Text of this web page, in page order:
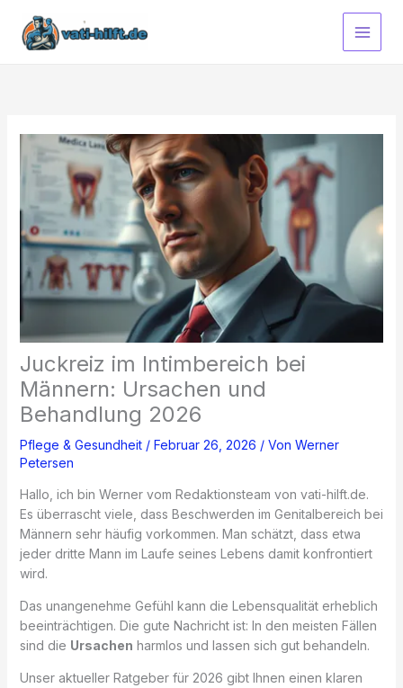
Inhalt
springen
Juckreiz im Intimbereich bei
Männern: Ursachen und
Behandlung 2026
Pflege & Gesundheit/ Februar 26, 2026 / Von Werner
Petersen
Hallo, ich bin Werner vom Redaktionsteam von vati-hilft.de.
Es überrascht viele, dass Beschwerden im Genitalbereich bei
Männern sehr häufig vorkommen. Man schätzt, dass etwa
jeder dritte Mann im Laufe seines Lebens damit konfrontiert
wird.
Das unangenehme Gefühl kann die Lebensqualität erheblich
beeinträchtigen. Die gute Nachricht ist: In den meisten Fällen
sind die Ursachen harmlos und lassen sich gut behandeln.
Unser aktueller Ratgeber für 2026 gibt Ihnen einen klaren